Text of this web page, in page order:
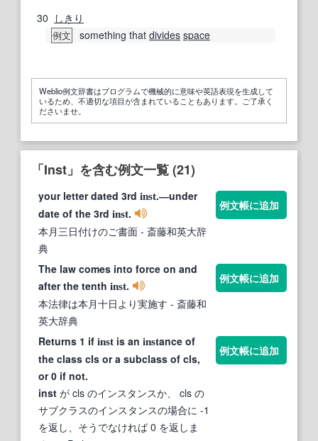
30 しきり
例文 something that divides space
Weblio例文辞書はプログラムで機械的に意味や英語表現を生成して
いるため、不適切な項目が含まれていることもあります。ご了承く
ださいませ。
「Inst」を含む例文一覧 (21)
your letter dated 3rd inst.―under
date of the 3rd inst.
本月三日付けのご書面 - 斎藤和英大辞
典
例文帳に追加
The law comes into force on and
after the tenth inst.
本法律は本月十日より実施す - 斎藤和
英大辞典
例文帳に追加
Returns 1 if inst is an instance of
the class cls or a subclass of cls,
or 0 if not.
inst が cls のインスタンスか、 cls の
サブクラスのインスタンスの場合に -1
を返し、そうでなければ 0 を返しま
例文帳に追加